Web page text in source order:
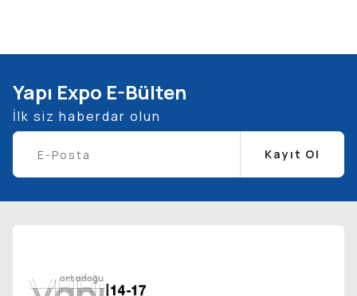
Yapı Expo E-Bülten
İlk siz haberdar olun
Kayıt Ol